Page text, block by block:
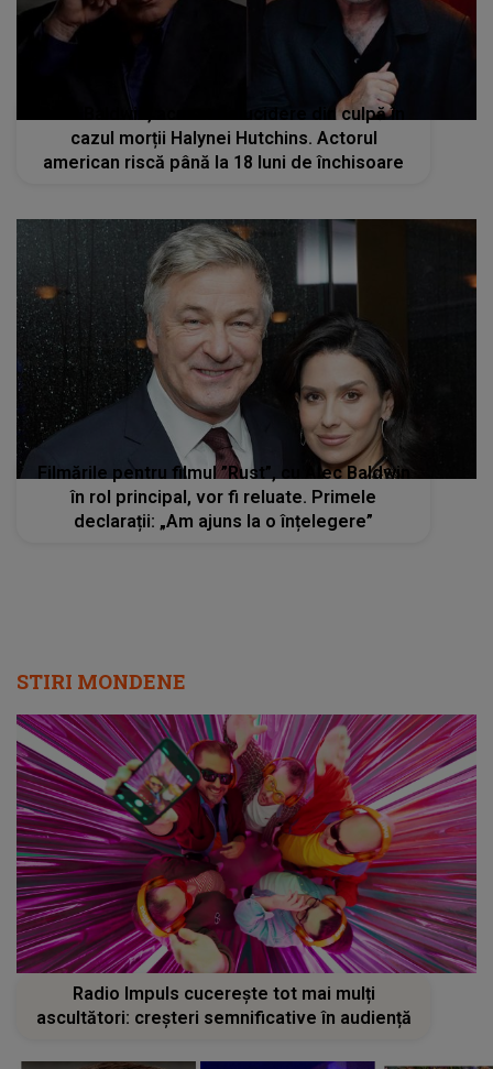
Alec Baldwin, acuzat de ucidere din culpă în
cazul morții Halynei Hutchins. Actorul
american riscă până la 18 luni de închisoare
Filmările pentru filmul ”Rust”, cu Alec Baldwin
în rol principal, vor fi reluate. Primele
declarații: „Am ajuns la o înțelegere”
STIRI MONDENE
Radio Impuls cucerește tot mai mulți
ascultători: creșteri semnificative în audiență